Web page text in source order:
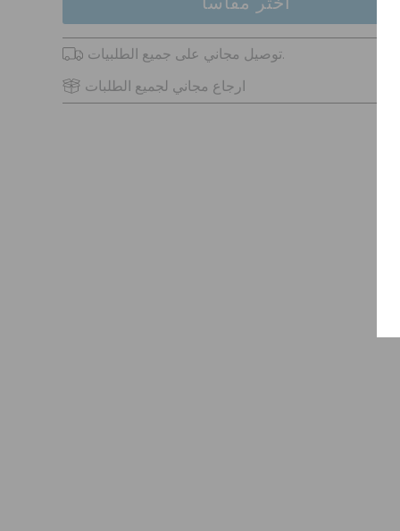
توصيل مجاني على جميع الطلبيات.
ارجاع مجاني لجميع الطلبات